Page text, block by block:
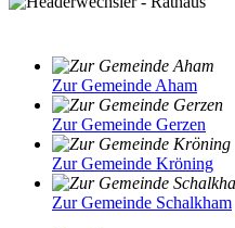
Zur Gemeinde Aham
Zur Gemeinde Gerzen
Zur Gemeinde Kröning
Zur Gemeinde Schalkham